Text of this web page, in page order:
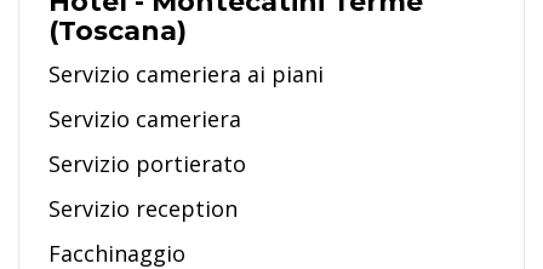
(Toscana)
Servizio cameriera ai piani
Servizio cameriera
Servizio portierato
Servizio reception
Facchinaggio